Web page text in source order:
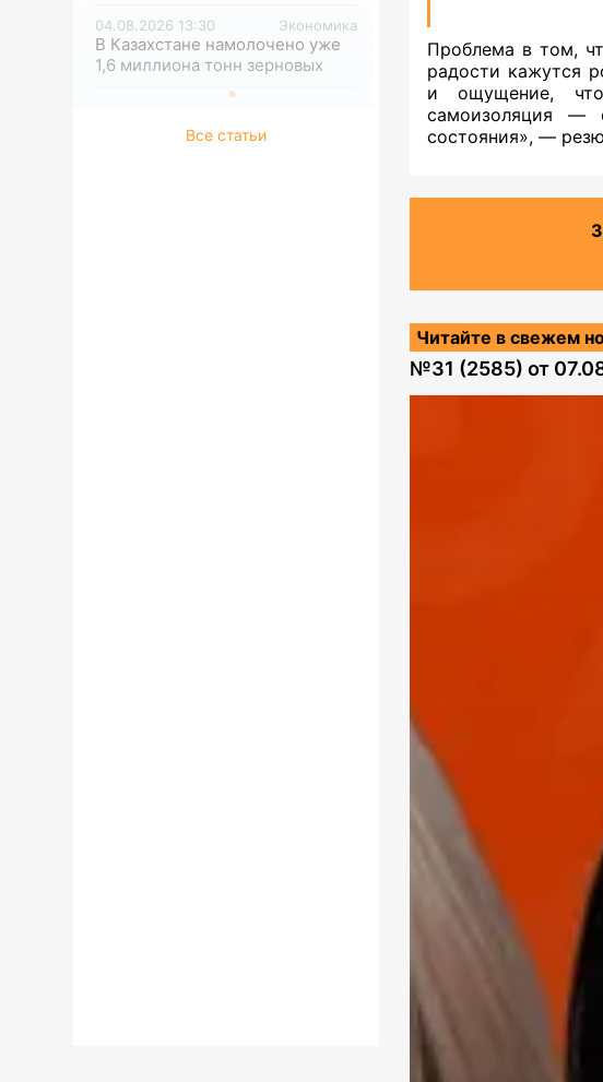
04.08.2026 13:30 Экономика
В Казахстане намолочено уже
1,6 миллиона тонн зерновых
Все статьи
Проблема в том,
радости кажутся
и ощущение,
самоизоляция —
состояния», —
Читайте в свежем
№31 (2585) от